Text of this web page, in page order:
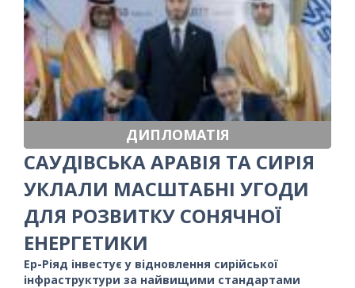
ДИПЛОМАТІЯ
САУДІВСЬКА АРАВІЯ ТА СИРІЯ
УКЛАЛИ МАСШТАБНІ УГОДИ
ДЛЯ РОЗВИТКУ СОНЯЧНОЇ
ЕНЕРГЕТИКИ
Ер-Ріяд інвестує у відновлення сирійської
інфраструктури за найвищими стандартами